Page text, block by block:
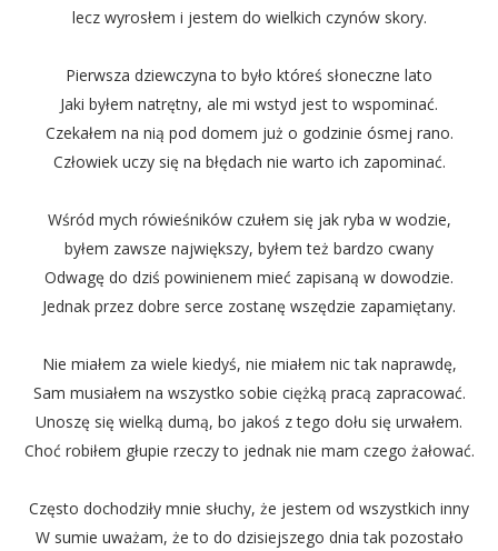
lecz wyrosłem i jestem do wielkich czynów skory.
Pierwsza dziewczyna to było któreś słoneczne lato
Jaki byłem natrętny, ale mi wstyd jest to wspominać.
Czekałem na nią pod domem już o godzinie ósmej rano.
Człowiek uczy się na błędach nie warto ich zapominać.
Wśród mych rówieśników czułem się jak ryba w wodzie,
byłem zawsze największy, byłem też bardzo cwany
Odwagę do dziś powinienem mieć zapisaną w dowodzie.
Jednak przez dobre serce zostanę wszędzie zapamiętany.
Nie miałem za wiele kiedyś, nie miałem nic tak naprawdę,
Sam musiałem na wszystko sobie ciężką pracą zapracować.
Unoszę się wielką dumą, bo jakoś z tego dołu się urwałem.
Choć robiłem głupie rzeczy to jednak nie mam czego żałować.
Często dochodziły mnie słuchy, że jestem od wszystkich inny
W sumie uważam, że to do dzisiejszego dnia tak pozostało